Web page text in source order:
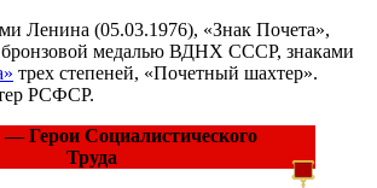
Ленина (05.03.1976), «Знак Почета»,
бронзовой медалью ВДНХ СССР, знаками
трех степеней, «Почетный шахтер».
РСФСР.
Герои Социалистического
Труда